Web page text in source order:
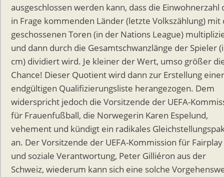
ausgeschlossen werden kann, dass die Einwohnerzahl
in Frage kommenden Länder (letzte Volkszählung) mit
geschossenen Toren (in der Nations League)
und dann durch die Gesamtschwanzlänge der Spieler
cm) dividiert wird. Je kleiner der Wert, umso größer
Chance! Dieser Quotient wird dann zur Erstellung einer
endgültigen Qualifizierungsliste herangezogen. Dem
widerspricht jedoch die Vorsitzende der UEFA-
für Frauenfußball, die Norwegerin Karen Espelund,
vehement und kündigt ein radikales
an. Der Vorsitzende der UEFA-Kommission für Fairplay
und soziale Verantwortung, Peter Gilliéron aus der
Schweiz, wiederum kann sich eine solche